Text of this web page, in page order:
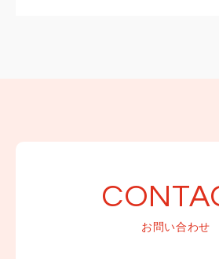
0877-56-7377
お問い合わせ